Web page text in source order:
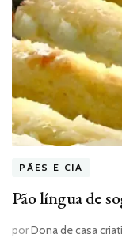
PÃES E CIA
Pão língua de
porDona de casa